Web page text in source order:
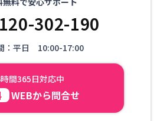
302-190
：平日 10:00-17:00
間365日対応中
WEBから問合せ